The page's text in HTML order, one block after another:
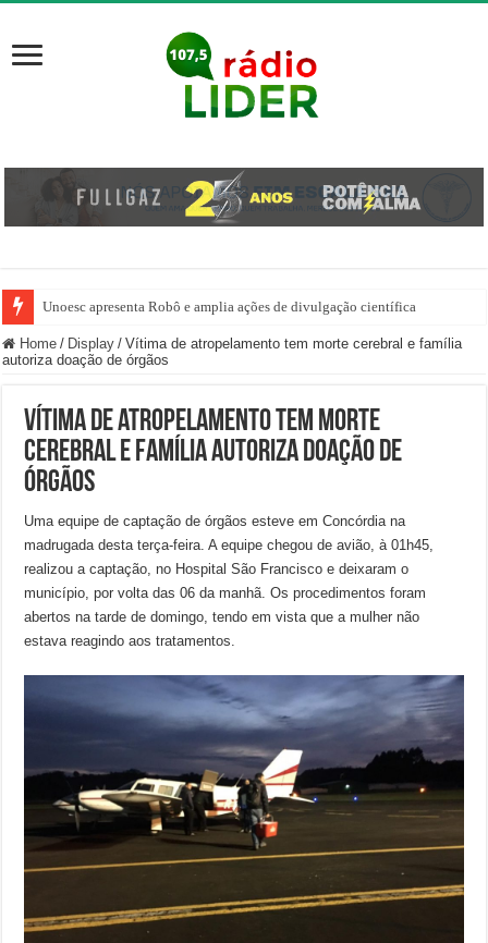
Unoesc apresenta Robô e amplia ações de divulgação científica
Família venezuelana percorre mais de 100 km, paga aluguel adiantado e
Home / Display / Vítima de atropelamento tem morte cerebral e família
autoriza doação de órgãos
Vítima de atropelamento tem morte
cerebral e família autoriza doação de
órgãos
Uma equipe de captação de órgãos esteve em Concórdia na
madrugada desta terça-feira. A equipe chegou de avião, à 01h45,
realizou a captação, no Hospital São Francisco e deixaram o
município, por volta das 06 da manhã. Os procedimentos foram
abertos na tarde de domingo, tendo em vista que a mulher não
estava reagindo aos tratamentos.